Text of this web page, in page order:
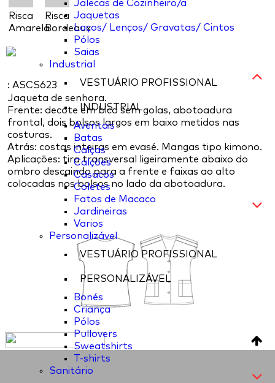
Jalecas de Cozinheiro/a
Jaquetas
Laços/ Lenços/ Gravatas/ Cintos
Pólos
Saias
Industrial
VESTUÁRIO PROFISSIONAL
INDUSTRIAL
Aventais
Batas
Calças
Calções
Casacos
Coletes
Fatos de Macaco
Jardineiras
Varios
Personalizável
VESTUÁRIO PROFISSIONAL
PERSONALIZÁVEL
Bonés
Criança
Pólos
Pullovers
Sweatshirts
T-shirts
Sanitário
Risca
Amarela
Risca
Bordeaux
: ASCS623
Jaqueta de senhora.
Frente: decote em bico sem golas, abotoadura
frontal, dois bolsos largos em baixo metidos nas
costuras.
Atrás: costas inteiras em evasé. Mangas tipo kimono.
Aplicações: tira transversal ligeiramente abaixo do
ombro descaindo para a frente e faixas ao alto
colocadas nos bolsos no lado da abotoadura.